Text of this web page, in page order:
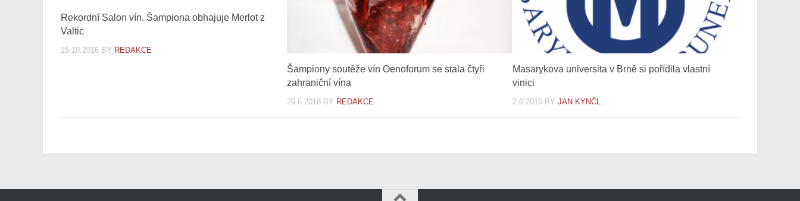
Rekordní Salon vín. Šampiona obhajuje Merlot z
Valtic
15.10.2016 BY REDAKCE
Šampiony soutěže vín Oenoforum se stala čtyři
zahraniční vína
29.6.2018BY REDAKCE
Masarykova universita v Brně si pořídila vlastní
vinici
2.6.2016 BYJAN KYNČL